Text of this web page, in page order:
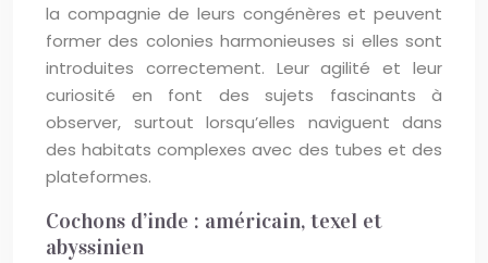
la compagnie de leurs congénères et peuvent
former des colonies harmonieuses si elles sont
introduites correctement. Leur agilité et leur
curiosité en font des sujets fascinants à
observer, surtout lorsqu’elles naviguent dans
des habitats complexes avec des tubes et des
plateformes.
Cochons d’inde : américain, texel et
abyssinien